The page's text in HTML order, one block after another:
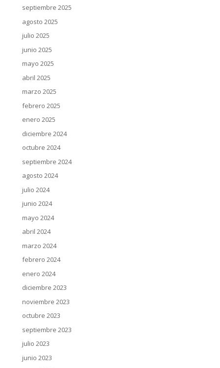
septiembre 2025
agosto 2025
julio 2025
junio 2025
mayo 2025
abril 2025
marzo 2025
febrero 2025
enero 2025
diciembre 2024
octubre 2024
septiembre 2024
agosto 2024
julio 2024
junio 2024
mayo 2024
abril 2024
marzo 2024
febrero 2024
enero 2024
diciembre 2023
noviembre 2023
octubre 2023
septiembre 2023
julio 2023
junio 2023